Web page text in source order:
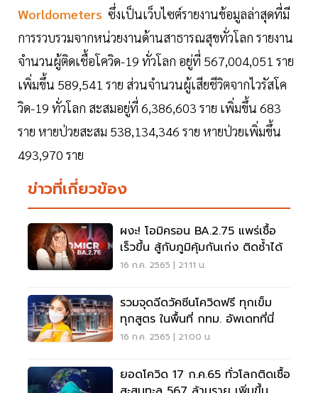
Worldometers ซึ่งเป็นเว็บไซต์รายงานข้อมูลล่าสุดที่มี
การรวบรวมจากหน่วยงานด้านสาธารณสุขทั่วโลก รายงาน
จำนวนผู้ติดเชื้อโควิด-19 ทั่วโลก อยู่ที่ 567,004,051 ราย
เพิ่มขึ้น 589,541 ราย ส่วนจำนวนผู้เสียชีวิตจากไวรัสโค
วิด-19 ทั่วโลก สะสมอยู่ที่ 6,386,603 ราย เพิ่มขึ้น 683
ราย หายป่วยสะสม 538,134,346 ราย หายป่วยเพิ่มขึ้น
493,970 ราย
ข่าวที่เกี่ยวข้อง
ผงะ! โอมิครอน BA.2.75 แพร่เชื้อ
เร็วขึ้น สู้กับภูมิคุ้มกันเก่ง ติดซ้ำได้
16 ก.ค. 2565 | 21:11 น.
รวมจุดฉีดวัคซีนโควิดฟรี ทุกเข็ม
ทุกสูตร ในพื้นที่ กทม. อัพเดทที่นี่
16 ก.ค. 2565 | 21:00 น.
ยอดโควิด 17 ก.ค.65 ทั่วโลกติดเชื้อ